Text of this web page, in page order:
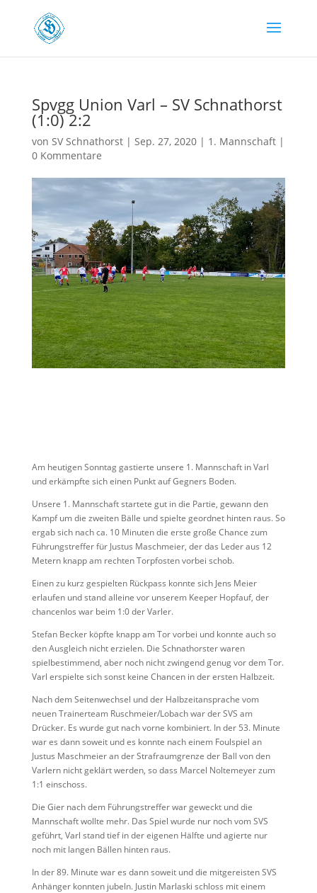
Spvgg Union Varl – SV Schnathorst
(1:0) 2:2
von SV Schnathorst| Sep. 27, 2020| 1. Mannschaft|
0 Kommentare
Am heutigen Sonntag gastierte unsere 1. Mannschaft in Varl
und erkämpfte sich einen Punkt auf Gegners Boden.
Unsere 1. Mannschaft startete gut in die Partie, gewann den
Kampf um die zweiten Bälle und spielte geordnet hinten raus. So
ergab sich nach ca. 10 Minuten die erste große Chance zum
Führungstreffer für Justus Maschmeier, der das Leder aus 12
Metern knapp am rechten Torpfosten vorbei schob.
Einen zu kurz gespielten Rückpass konnte sich Jens Meier
erlaufen und stand alleine vor unserem Keeper Hopfauf, der
chancenlos war beim 1:0 der Varler.
Stefan Becker köpfte knapp am Tor vorbei und konnte auch so
den Ausgleich nicht erzielen. Die Schnathorster waren
spielbestimmend, aber noch nicht zwingend genug vor dem Tor.
Varl erspielte sich sonst keine Chancen in der ersten Halbzeit.
Nach dem Seitenwechsel und der Halbzeitansprache vom
neuen Trainerteam Ruschmeier/Lobach war der SVS am
Drücker. Es wurde gut nach vorne kombiniert. In der 53. Minute
war es dann soweit und es konnte nach einem Foulspiel an
Justus Maschmeier an der Strafraumgrenze der Ball von den
Varlern nicht geklärt werden, so dass Marcel Noltemeyer zum
1:1 einschoss.
Die Gier nach dem Führungstreffer war geweckt und die
Mannschaft wollte mehr. Das Spiel wurde nur noch vom SVS
geführt, Varl stand tief in der eigenen Hälfte und agierte nur
noch mit langen Bällen hinten raus.
In der 89. Minute war es dann soweit und die mitgereisten SVS
Anhänger konnten jubeln. Justin Marlaski schloss mit einem